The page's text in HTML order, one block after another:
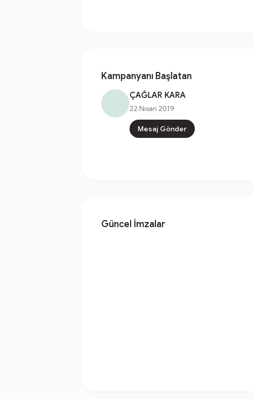
Kampanyanı Başlatan
ÇAĞLAR KARA
22 Nisan 2019
Mesaj Gönder
Güncel İmzalar